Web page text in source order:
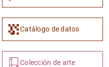
1 2
Catálogo de datos
Colección de arte